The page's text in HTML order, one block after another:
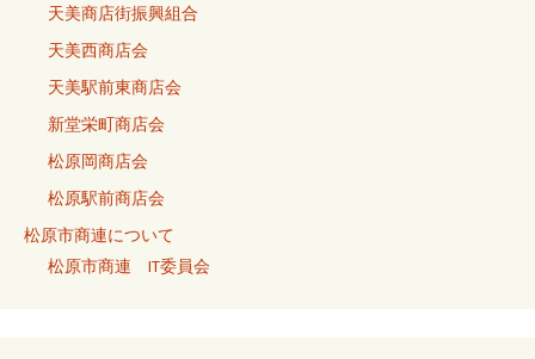
天美商店街振興組合
天美西商店会
天美駅前東商店会
新堂栄町商店会
松原岡商店会
松原駅前商店会
松原市商連について
松原市商連 IT委員会